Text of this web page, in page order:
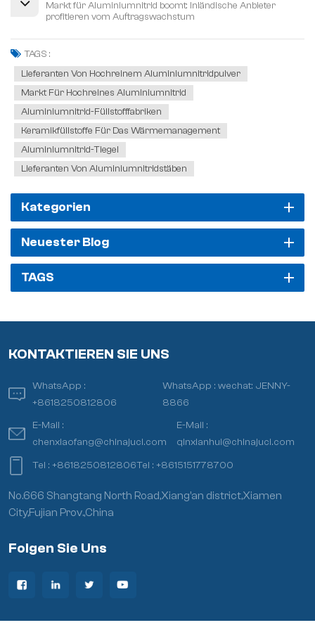
Markt für Aluminiumnitrid boomt: Inländische Anbieter
profitieren vom Auftragswachstum
TAGS :
Lieferanten Von Hochreinem Aluminiumnitridpulver
Markt Für Hochreines Aluminiumnitrid
Aluminiumnitrid-Füllstofffabriken
Keramikfüllstoffe Für Das Wärmemanagement
Aluminiumnitrid-Tiegel
Lieferanten Von Aluminiumnitridstäben
Kategorien
Neuester Blog
TAGS
KONTAKTIEREN SIE UNS
WhatsApp :
+8618250812806
WhatsApp :wechat: JENNY-
8866
E-Mail :
chenxiaofang@chinajuci.com
E-Mail :
qinxianhui@chinajuci.com
Tel :+8618250812806Tel :+8615151778700
No.666 Shangtang North Road,Xiang’an district,Xiamen
City,Fujian Prov.,China
Folgen Sie Uns